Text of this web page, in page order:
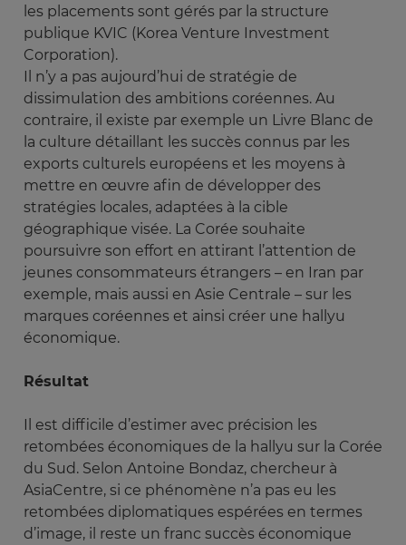
les placements sont gérés par la structure
publique KVIC (Korea Venture Investment
Corporation).
Il n’y a pas aujourd’hui de stratégie de
dissimulation des ambitions coréennes. Au
contraire, il existe par exemple un Livre Blanc de
la culture détaillant les succès connus par les
exports culturels européens et les moyens à
mettre en œuvre afin de développer des
stratégies locales, adaptées à la cible
géographique visée. La Corée souhaite
poursuivre son effort en attirant l’attention de
jeunes consommateurs étrangers – en Iran par
exemple, mais aussi en Asie Centrale – sur les
marques coréennes et ainsi créer une hallyu
économique.
Résultat
Il est difficile d’estimer avec précision les
retombées économiques de la hallyu sur la Corée
du Sud. Selon Antoine Bondaz, chercheur à
AsiaCentre, si ce phénomène n’a pas eu les
retombées diplomatiques espérées en termes
d’image, il reste un franc succès économique